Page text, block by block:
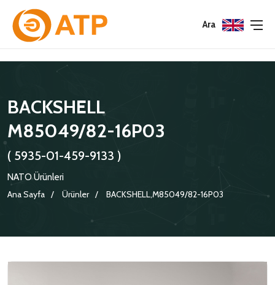
Ara
BACKSHELL
M85049/82-16P03
( 5935-01-459-9133 )
NATO Ürünleri
Ana Sayfa
Ürünler BACKSHELL,M85049/82-16P03
Menu
HAKKIMIZDA
KATALOGLAR
SERTIFIKALAR
POLITIKALARIMIZ
Menu
İSG POLITIKASI
ÇEVRE YÖNETIM POLITIKASI
BILGI GÜVENLIĞI POLITIKASI
Menu
KONNEKTÖRLER
ADAPTÖRLER
KORUMA KAPAKLARI
KRIMP KONTAKLAR